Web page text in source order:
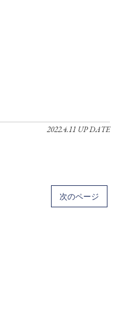
2022.4.11 UP DATE
次のページ